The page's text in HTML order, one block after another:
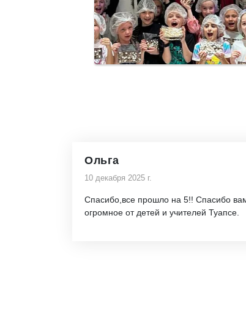
Ольга
10 декабря 2025 г.
Спасибо,все прошло на 5!! Спасибо
огромное от детей и учителей Туапсе.